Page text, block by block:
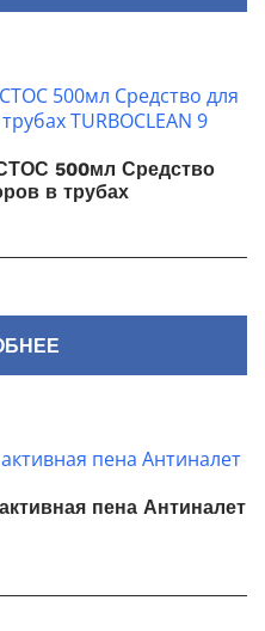
500мл Средство
в трубах
пена Антиналет